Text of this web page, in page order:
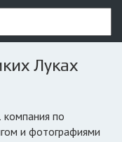
Луках
и фотографиями